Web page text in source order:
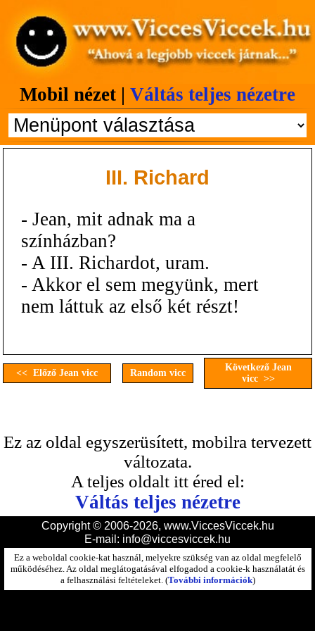
Mobil nézet | Váltás teljes nézetre
III. Richard
- Jean, mit adnak ma a
színházban?
- A III. Richardot, uram.
- Akkor el sem megyünk, mert
nem láttuk az első két részt!
<< Előző Jean vicc Random vicc
Következő Jean
vicc >>
Ez az oldal egyszerüsített, mobilra tervezett
változata.
A teljes oldalt itt éred el:
Váltás teljes nézetre
Copyright © 2006-2026, www.ViccesViccek.hu
E-mail: info@viccesviccek.hu
Ez a weboldal cookie-kat használ, melyekre szükség van az oldal megfelelő
működéséhez. Az oldal meglátogatásával elfogadod a cookie-k használatát és
a felhasználási feltételeket. (További információk)